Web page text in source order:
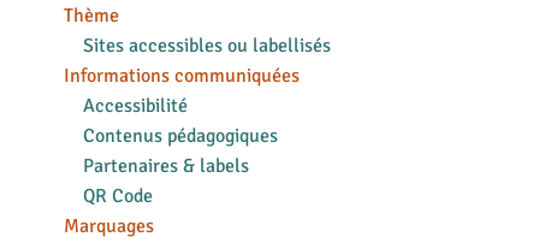
Thème
Sites accessibles ou labellisés
Informations communiquées
Accessibilité
Contenus pédagogiques
Partenaires & labels
QR Code
Marquages